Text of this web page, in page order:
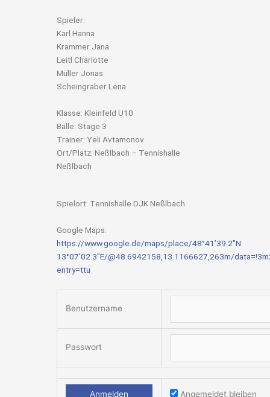
Spieler:
Karl Hanna
Krammer Jana
Leitl Charlotte
Müller Jonas
Scheingraber Lena
Klasse: Kleinfeld U10
Bälle: Stage 3
Trainer: Yeli Avtamonov
Ort/Platz: Neßlbach – Tennishalle
Neßlbach
Spielort: Tennishalle DJK Neßlbach
Google Maps:
https://www.google.de/maps/place/48°41’39.2″N
13°07’02.3″E/@48.6942158,13.1166627,263m/
entry=ttu
Benutzername
Passwort
Angemeldet bleiben